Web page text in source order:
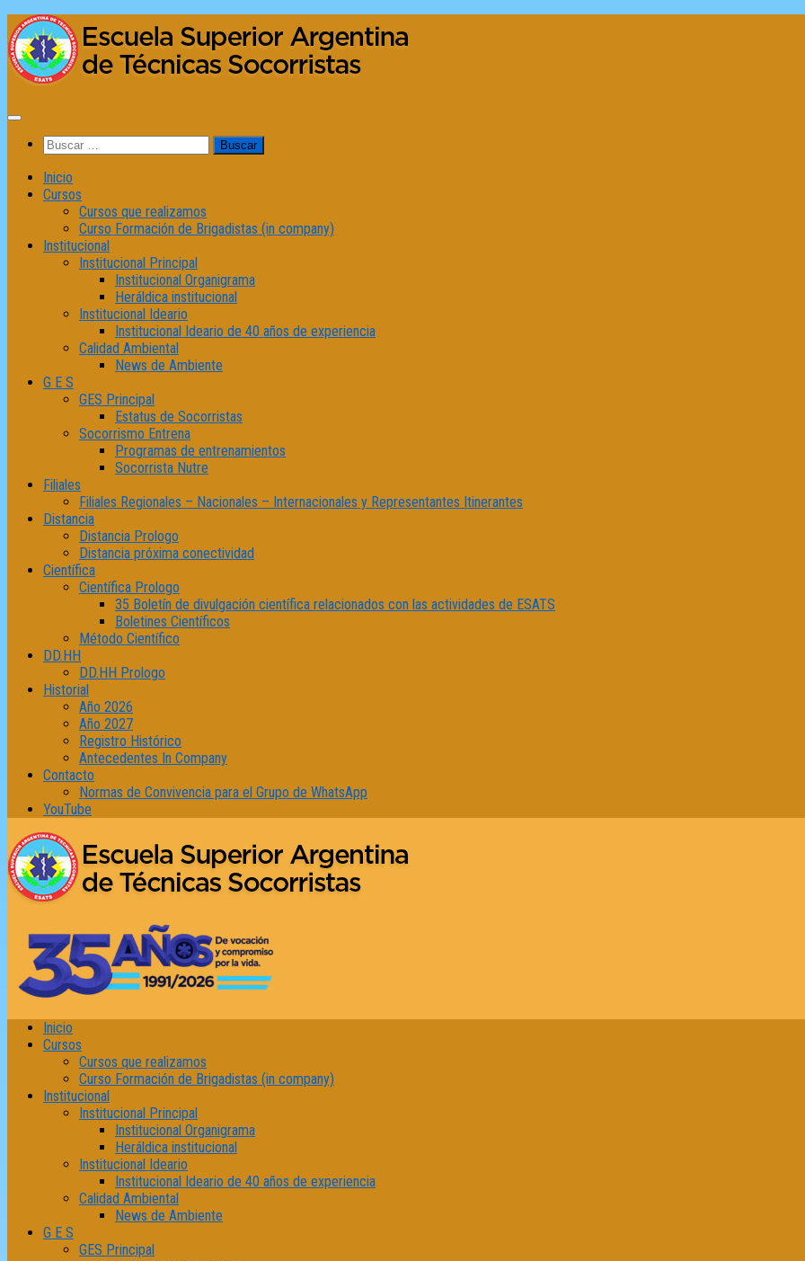
Saltar
al
contenido
Buscar:
Inicio
Cursos
Cursos que realizamos
Curso Formación de Brigadistas (in company)
Institucional
Institucional Principal
Institucional Organigrama
Heráldica institucional
Institucional Ideario
Institucional Ideario de 40 años de experiencia
Calidad Ambiental
News de Ambiente
G E S
GES Principal
Estatus de Socorristas
Socorrismo Entrena
Programas de entrenamientos
Socorrista Nutre
Filiales
Filiales Regionales – Nacionales – Internacionales y Representantes Itinerantes
Distancia
Distancia Prologo
Distancia próxima conectividad
Científica
Científica Prologo
35 Boletín de divulgación científica relacionados con las actividades de ESATS
Boletines Científicos
Método Científico
DD.HH
DD.HH Prologo
Historial
Año 2026
Año 2027
Registro Histórico
Antecedentes In Company
Contacto
Normas de Convivencia para el Grupo de WhatsApp
YouTube
Inicio
Cursos
Cursos que realizamos
Curso Formación de Brigadistas (in company)
Institucional
Institucional Principal
Institucional Organigrama
Heráldica institucional
Institucional Ideario
Institucional Ideario de 40 años de experiencia
Calidad Ambiental
News de Ambiente
G E S
GES Principal